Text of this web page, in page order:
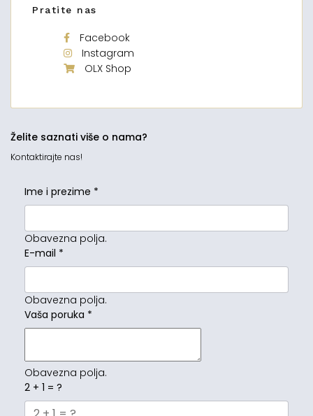
Pratite nas
Facebook
Instagram
OLX Shop
Želite saznati više o nama?
Kontaktirajte nas!
Ime i prezime *
Obavezna polja.
E-mail *
Obavezna polja.
Vaša poruka *
Obavezna polja.
2 + 1 = ?